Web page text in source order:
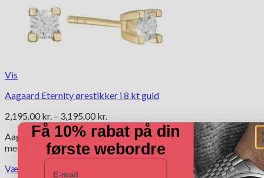
Vis
Aagaard Eternity ørestikker i 8 kt guld
2,195.00kr. – 3,195.00kr.
2,195.00 kr.
til
3,195.00 kr.
Aagaard Eternity ørestikker i 8 kt guld med W.PI diamanter,
med 4 greb. Diamant certifikat medfølger.
Vælg muligheder
Få 10% rabat på din
første webordre
E-mail